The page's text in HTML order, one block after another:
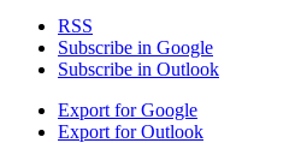
RSS
Subscribe in Google
Subscribe in Outlook
Export forGoogle
Export forOutlook